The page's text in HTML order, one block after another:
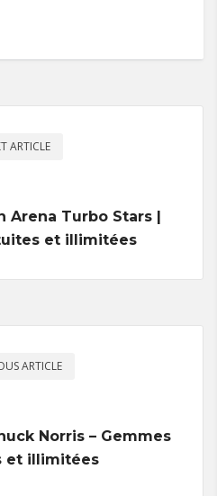
ARTICLE
Arena Turbo Stars |
et illimitées
ARTICLE
Norris – Gemmes
et illimitées